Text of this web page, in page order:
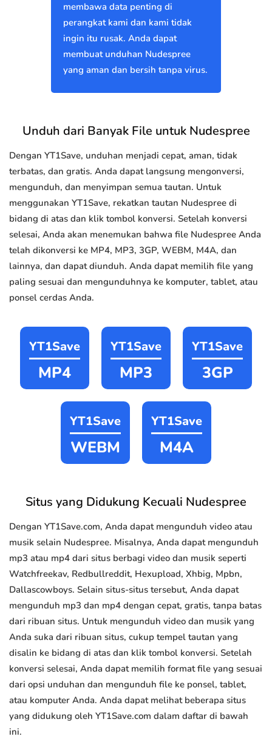
membawa data penting di
perangkat kami dan kami tidak
ingin itu rusak. Anda dapat
membuat unduhan Nudespree
yang aman dan bersih tanpa virus.
Unduh dari Banyak File untuk Nudespree
Dengan YT1Save, unduhan menjadi cepat, aman, tidak
terbatas, dan gratis. Anda dapat langsung mengonversi,
mengunduh, dan menyimpan semua tautan. Untuk
menggunakan YT1Save, rekatkan tautan Nudespree di
bidang di atas dan klik tombol konversi. Setelah konversi
selesai, Anda akan menemukan bahwa file Nudespree Anda
telah dikonversi ke MP4, MP3, 3GP, WEBM, M4A, dan
lainnya, dan dapat diunduh. Anda dapat memilih file yang
paling sesuai dan mengunduhnya ke komputer, tablet, atau
ponsel cerdas Anda.
YT1Save
MP4
YT1Save
MP3
YT1Save
3GP
YT1Save
WEBM
YT1Save
M4A
Situs yang Didukung Kecuali Nudespree
Dengan YT1Save.com, Anda dapat mengunduh video atau
musik selain Nudespree. Misalnya, Anda dapat mengunduh
mp3 atau mp4 dari situs berbagi video dan musik seperti
Watchfreekav, Redbullreddit, Hexupload, Xhbig, Mpbn,
Dallascowboys. Selain situs-situs tersebut, Anda dapat
mengunduh mp3 dan mp4 dengan cepat, gratis, tanpa batas
dari ribuan situs. Untuk mengunduh video dan musik yang
Anda suka dari ribuan situs, cukup tempel tautan yang
disalin ke bidang di atas dan klik tombol konversi. Setelah
konversi selesai, Anda dapat memilih format file yang sesuai
dari opsi unduhan dan mengunduh file ke ponsel, tablet,
atau komputer Anda. Anda dapat melihat beberapa situs
yang didukung oleh YT1Save.com dalam daftar di bawah
ini.